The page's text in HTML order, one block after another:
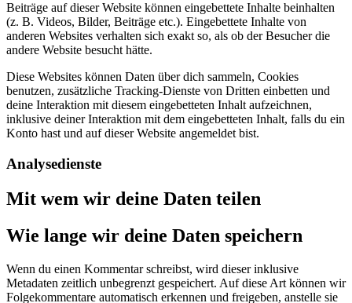
Beiträge auf dieser Website können eingebettete Inhalte beinhalten
(z. B. Videos, Bilder, Beiträge etc.). Eingebettete Inhalte von
anderen Websites verhalten sich exakt so, als ob der Besucher die
andere Website besucht hätte.
Diese Websites können Daten über dich sammeln, Cookies
benutzen, zusätzliche Tracking-Dienste von Dritten einbetten und
deine Interaktion mit diesem eingebetteten Inhalt aufzeichnen,
inklusive deiner Interaktion mit dem eingebetteten Inhalt, falls du ein
Konto hast und auf dieser Website angemeldet bist.
Analysedienste
Mit wem wir deine Daten teilen
Wie lange wir deine Daten speichern
Wenn du einen Kommentar schreibst, wird dieser inklusive
Metadaten zeitlich unbegrenzt gespeichert. Auf diese Art können wir
Folgekommentare automatisch erkennen und freigeben, anstelle sie